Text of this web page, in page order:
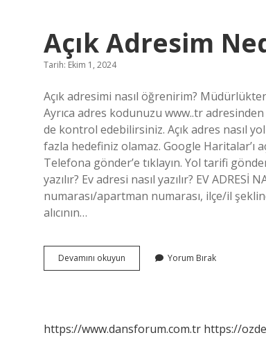
Açık Adresim
Tarih: Ekim 1, 2024
Açık adresimi nasıl öğrenirim?
Ayrıca adres kodunuzu www..tr
de kontrol edebilirsiniz. Açık adres nasıl
fazla hedefiniz olamaz. Google Haritalar’ı
Telefona gönder’e tıklayın. Yol tarifi
yazılır? Ev adresi nasıl yazılır? EV
numarası/apartman numarası, ilçe/il
alıcının…
Devamını okuyun
Adresim
Yorum Bırak
https://www.dansforum.com.tr https://